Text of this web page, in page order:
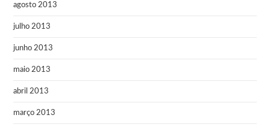
agosto 2013
julho 2013
junho 2013
maio 2013
abril 2013
março 2013